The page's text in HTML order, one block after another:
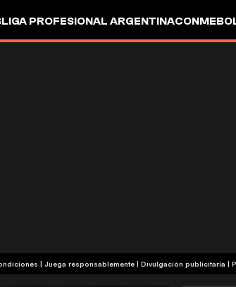
LIGA PROFESIONAL ARGENTINA
términos y condiciones | Juega responsablemente | Divulgación publicitaria |